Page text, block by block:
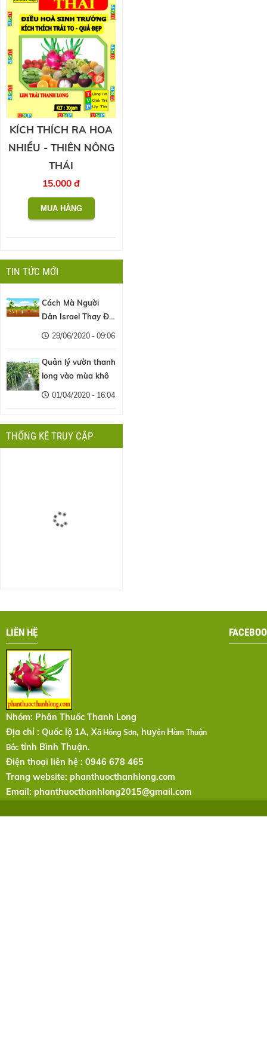
KÍCH THÍCH RA HOA
NHIỀU - THIÊN NÔNG
THÁI
15.000 đ
TIN TỨC MỚI
Cách Mà Người
Dân Israel Thay Đổi
Nền Nông Nghiệp
29/06/2020 - 09:06
Quản lý vườn thanh
long vào mùa khô
01/04/2020 - 16:04
THỐNG KÊ TRUY CẬP
LIÊN HỆ
Nhóm: Phân Thuốc Thanh Long
Địa chỉ : Quốc lộ 1A, Xã Hồng Sơn, huyện Hàm Thuận
Bắc tỉnh Bình Thuận.
Điện thoại liên hệ : 0946 678 465
Trang website: phanthuocthanhlong.com
Email: phanthuocthanhlong2015@gmail.com